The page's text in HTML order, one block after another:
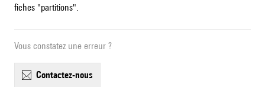
fiches "partitions".
Vous constatez une erreur ?
contactez-nous